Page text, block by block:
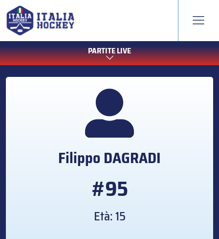
PARTITE LIVE
FilippoDAGRADI
#95
Età: 15